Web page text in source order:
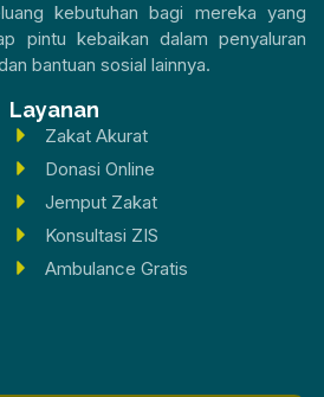
kebutuhan bagi mereka yang
pintu kebaikan dalam penyaluran
bantuan sosial lainnya.
Layanan
Zakat Akurat
Donasi Online
Jemput Zakat
Konsultasi ZIS
Ambulance Gratis